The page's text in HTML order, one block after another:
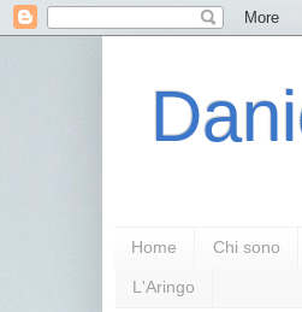
Home Chi sono
L'Aringo